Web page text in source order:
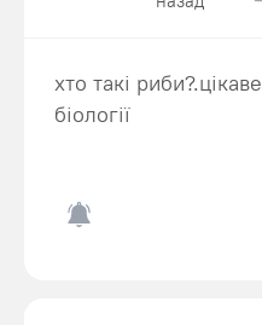
хто такі
біології